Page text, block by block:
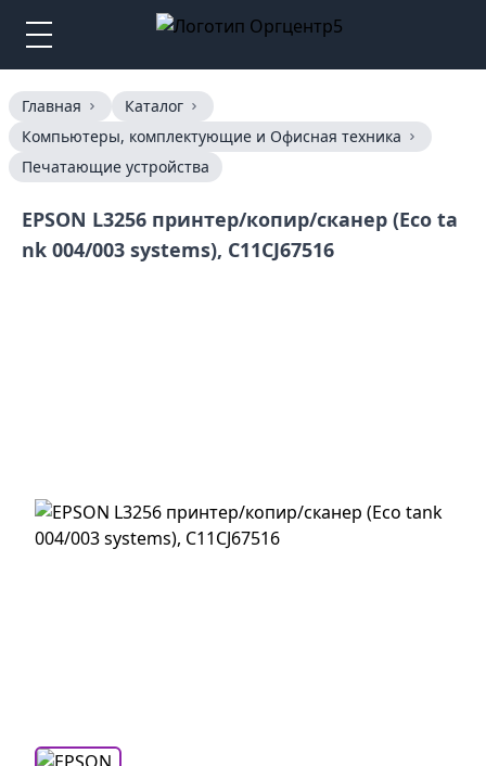
Главная
Каталог
Компьютеры, комплектующие и Офисная техника
Печатающие устройства
EPSON L3256 принтер/копир/сканер (Eco ta
nk 004/003 systems), C11CJ67516